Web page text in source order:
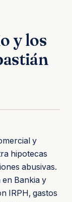
y los
y
hipotecas
abusivas.
en Bankia y
IRPH, gastos